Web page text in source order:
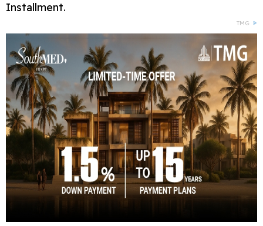
Installment.
TMG